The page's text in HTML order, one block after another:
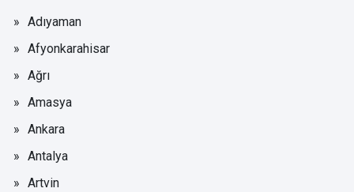
Adıyaman
Afyonkarahisar
Ağrı
Amasya
Ankara
Antalya
Artvin